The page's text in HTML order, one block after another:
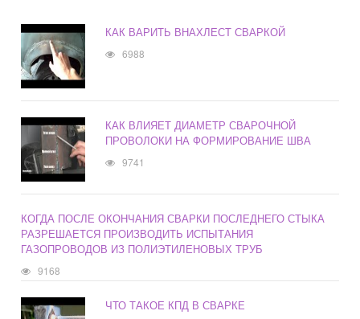
КАК ВАРИТЬ ВНАХЛЕСТ СВАРКОЙ
6988
КАК ВЛИЯЕТ ДИАМЕТР СВАРОЧНОЙ
ПРОВОЛОКИ НА ФОРМИРОВАНИЕ ШВА
9741
КОГДА ПОСЛЕ ОКОНЧАНИЯ СВАРКИ ПОСЛЕДНЕГО СТЫКА
РАЗРЕШАЕТСЯ ПРОИЗВОДИТЬ ИСПЫТАНИЯ
ГАЗОПРОВОДОВ ИЗ ПОЛИЭТИЛЕНОВЫХ ТРУБ
9168
ЧТО ТАКОЕ КПД В СВАРКЕ